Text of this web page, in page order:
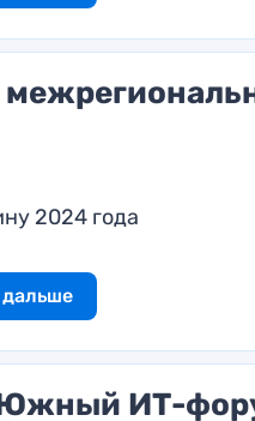
2024 года
дальше
ИТ-